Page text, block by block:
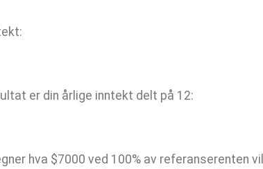
er din årlige inntekt delt på 12:
hva $7000 ved 100% av referanserenten